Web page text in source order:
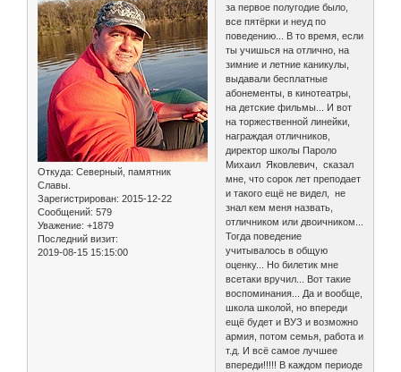
Откуда: Северный, памятник
Славы.
Зарегистрирован: 2015-12-22
Сообщений: 579
Уважение: +1879
Последний визит:
2019-08-15 15:15:00
за первое полугодие было,
все пятёрки и неуд по
поведению... В то время, если
ты учишься на отлично, на
зимние и летние каникулы,
выдавали бесплатные
абонементы, в кинотеатры,
на детские фильмы... И вот
на торжественной линейки,
награждая отличников,
директор школы Пароло
Михаил Яковлевич, сказал
мне, что сорок лет преподает
и такого ещё не видел, не
знал кем меня назвать,
отличником или двоичником...
Тогда поведение
учитывалось в общую
оценку... Но билетик мне
всетаки вручил... Вот такие
воспоминания... Да и вообще,
школа школой, но впереди
ещё будет и ВУЗ и возможно
армия, потом семья, работа и
т.д. И всё самое лучшее
впереди!!!!! В каждом периоде